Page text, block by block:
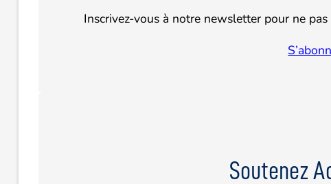
Inscrivez-vous à notre newsletter pour ne
Soutenez